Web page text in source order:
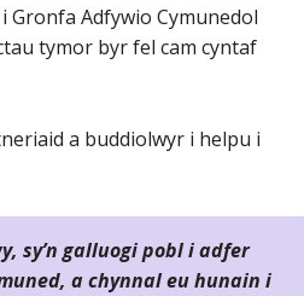
Gronfa Adfywio Cymunedol
tymor byr fel cam cyntaf
a buddiolwyr i helpu i
sy’n galluogi pobl i adfer
a chynnal eu hunain i